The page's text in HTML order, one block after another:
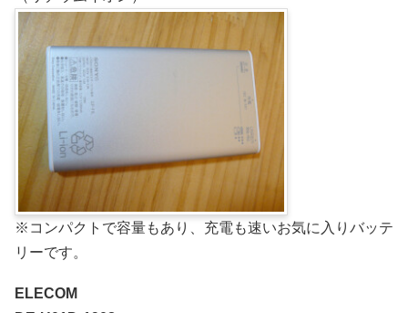
※コンパクトで容量もあり、充電も速いお気に入りバッテ
リーです。
ELECOM